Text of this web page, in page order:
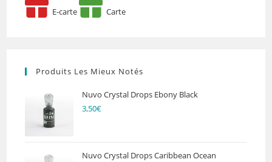
E-carte Carte
Produits Les Mieux Notés
Nuvo Crystal Drops Ebony Black
3,50€
Nuvo Crystal Drops Caribbean Ocean